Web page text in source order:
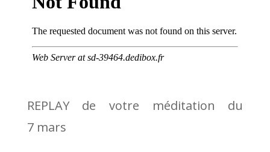
REPLAY de votre méditation du
7 mars